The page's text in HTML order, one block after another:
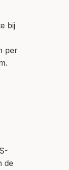
bij
per
de